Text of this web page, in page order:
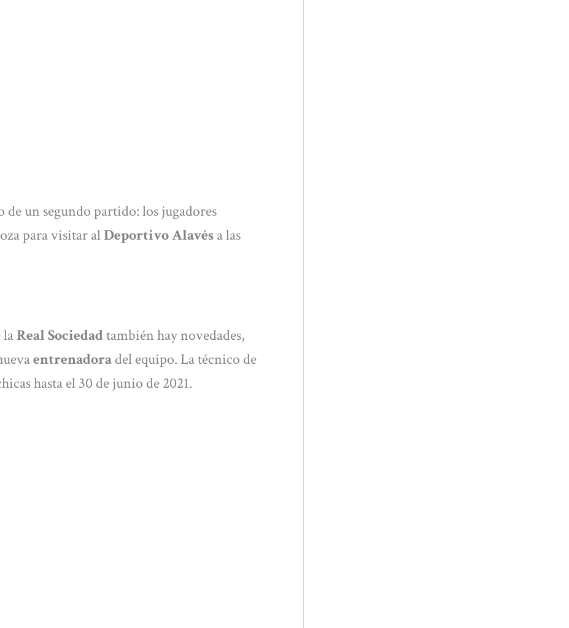
un segundo partido: los jugadores
para visitar alDeportivo Alavésa las
laReal Sociedadtambién hay novedades,
entrenadoradel equipo. La técnico de
hasta el 30 de junio de 2021.